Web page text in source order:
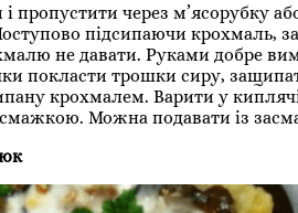
пропустити через м’ясорубку
підсипаючи крохмаль,
не давати. Руками добре
покласти трошки сиру,
крохмалем. Варити у
Можна подавати із